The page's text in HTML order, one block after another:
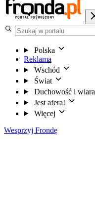
Polska
Reklama
Wschód
Świat
Duchowość i wiara
Jest afera!
Więcej
Wesprzyj Frondę